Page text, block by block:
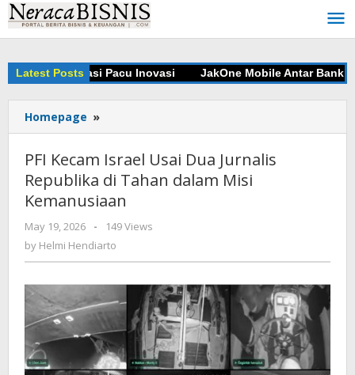
Skip
to
content
Latest Posts
Kolaborasi Pacu Inovasi JakOne Mobile Antar Bank
Homepage »
Kecam
Usai
Dua
Jurnalis
di
Tahan
dalam
Misi
Kemanusiaan
PFI Kecam Israel Usai Dua Jurnalis
Republika di Tahan dalam Misi
Kemanusiaan
May 19, 2026
by
Helmi
-
149 Views
by Helmi Hendiarto